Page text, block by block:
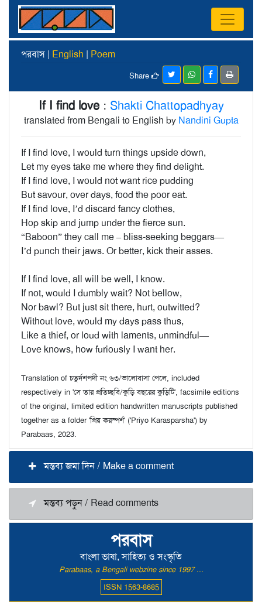
পরবাস
বাংলা ভাষা, সাহিত্য ও সংস্কৃতি
Parabaas, a Bengali webzine since 1997 ...
ISSN 1563-8685
পরবাস | English | Poem
Share
If I find love: Shakti Chattopadhyay
translated from Bengali to English by Nandini Gupta
If I find love, I would turn things upside down,
Let my eyes take me where they find delight.
If I find love, I would not want rice pudding
But savour, over days, food the poor eat.
If I find love, I’d discard fancy clothes,
Hop skip and jump under the fierce sun.
“Baboon” they call me – bliss-seeking beggars—
I’d punch their jaws. Or better, kick their asses.
If I find love, all will be well, I know.
If not, would I dumbly wait? Not bellow,
Nor bawl? But just sit there, hurt, outwitted?
Without love, would my days pass thus,
Like a thief, or loud with laments, unmindful—
Love knows, how furiously I want her.
Translation of চতুর্দশপদী নং ৬৩/ভালোবাসা পেলে, included
respectively in 'সে তার প্রতিচ্ছবি/কুড়ি বছরের কুড়িটি', facsimile editions
of the original, limited edition handwritten manuscripts published
together as a folder 'প্রিয় করস্পর্শ' ('Priyo Karasparsha') by
Parabaas, 2023.
মন্তব্য জমা দিন / Make a comment
মন্তব্য পড়ুন / Read comments